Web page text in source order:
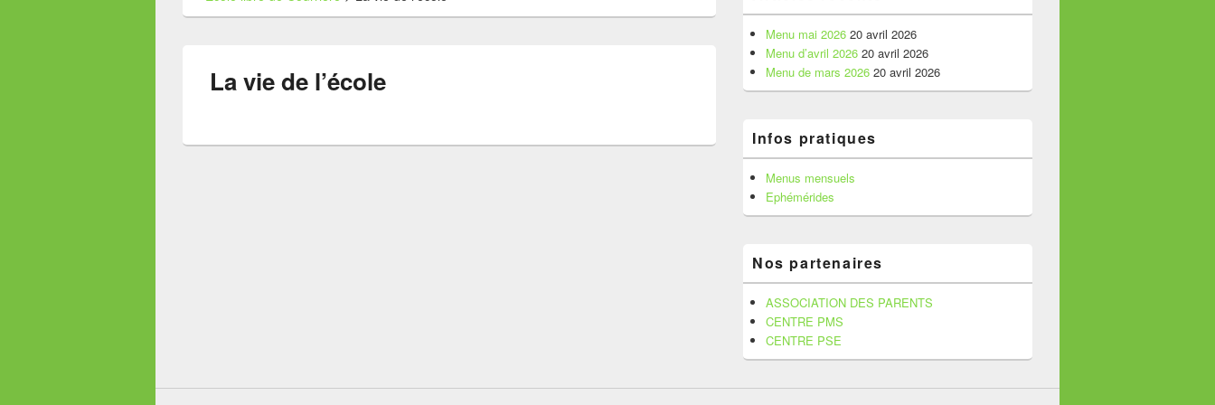
La vie de l’école
de
widget
pour
barre
latérale
Menu mai 2026 20 avril 2026
Menu d’avril 2026 20 avril 2026
Menu de mars 2026 20 avril 2026
Infos pratiques
Menus mensuels
Ephémérides
Nos partenaires
ASSOCIATION DES PARENTS
CENTRE PMS
CENTRE PSE